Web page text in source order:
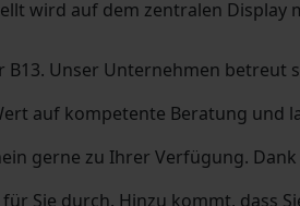
wird auf dem zentralen Display
Unser Unternehmen
auf kompetente Beratung und
gerne zu Ihrer Verfügung.
Sie durch. Hinzu kommt, dass